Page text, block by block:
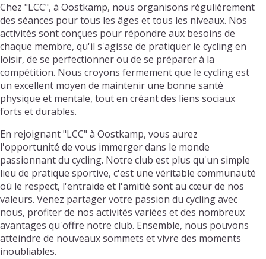
Chez "LCC", à Oostkamp, nous organisons régulièrement
des séances pour tous les âges et tous les niveaux. Nos
activités sont conçues pour répondre aux besoins de
chaque membre, qu'il s'agisse de pratiquer le cycling en
loisir, de se perfectionner ou de se préparer à la
compétition. Nous croyons fermement que le cycling est
un excellent moyen de maintenir une bonne santé
physique et mentale, tout en créant des liens sociaux
forts et durables.
En rejoignant "LCC" à Oostkamp, vous aurez
l'opportunité de vous immerger dans le monde
passionnant du cycling. Notre club est plus qu'un simple
lieu de pratique sportive, c'est une véritable communauté
où le respect, l'entraide et l'amitié sont au cœur de nos
valeurs. Venez partager votre passion du cycling avec
nous, profiter de nos activités variées et des nombreux
avantages qu'offre notre club. Ensemble, nous pouvons
atteindre de nouveaux sommets et vivre des moments
inoubliables.